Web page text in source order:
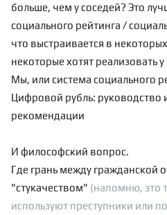
больше, чем у соседей? Это
социального рейтинга /
что выстраивается в
некоторые хотят реализовать у
Мы, или система социального
Цифровой рубль: руководство
рекомендации
И философский вопрос.
Где грань между гражданской
"стукачеством" (напомню, это
используют преступники или